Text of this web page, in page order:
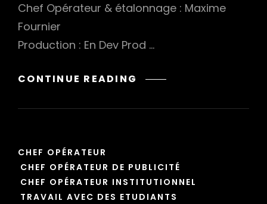
Chef Opérateur & étalonnage : Maxime
Fournier
Production : En Dev Prod …
CONTINUE READING MORGAN
WEB
CAT
LINKS
CHEF OPÉRATEUR
CHEF OPÉRATEUR DE PUBLICITÉ
CHEF OPÉRATEUR INSTITUTIONNEL
TRAVAIL AVEC DES ETUDIANTS